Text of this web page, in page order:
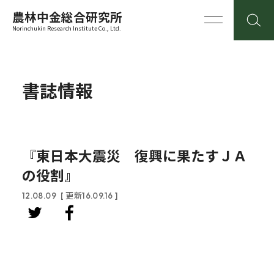
農林中金総合研究所
Norinchukin Research Institute Co., Ltd.
書誌情報
『東日本大震災 復興に果たすＪＡ
の役割』
12.08.09 [ 更新16.09.16 ]